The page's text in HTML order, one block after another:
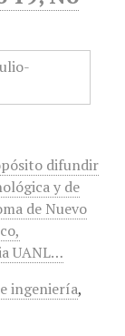
difundir
y de
de Nuevo
UANL…
ingeniería,